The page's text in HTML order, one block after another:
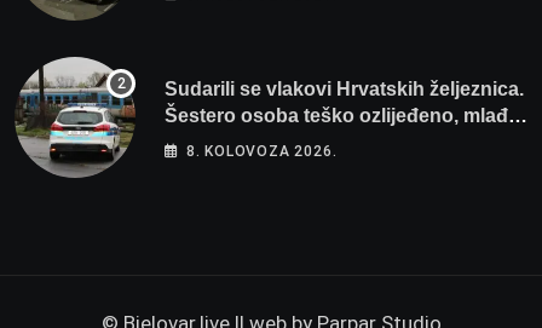
Sudarili se vlakovi Hrvatskih željeznica.
Šestero osoba teško ozlijeđeno, mlađa
žena na intenzivnoj
8. KOLOVOZA 2026.
© Bjelovar.live || web by Parpar Studio